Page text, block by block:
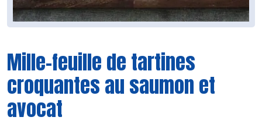
Mille-feuille de tartines
croquantes au saumon et
avocat